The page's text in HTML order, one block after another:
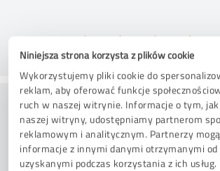
Niniejsza strona korzysta z plików cookie
Wykorzystujemy pliki cookie do
reklam, aby oferować funkcje
ruch w naszej witrynie. Informacje o tym,
naszej witryny, udostępniamy partnerom
reklamowym i analitycznym. Partnerzy mogą
informacje z innymi danymi otrzymanymi od
uzyskanymi podczas korzystania z ich usług.
Doradztwo